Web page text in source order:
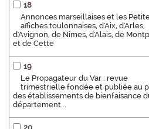
18
Annonces marseillaises et les
affiches toulonnaises, d'Aix, d'Arles,
d'Avignon, de Nîmes, d'Alais, de
et de Cette
19
Le Propagateur du Var : revue
trimestrielle fondée et publiée au
des établissements de bienfaisance
département...